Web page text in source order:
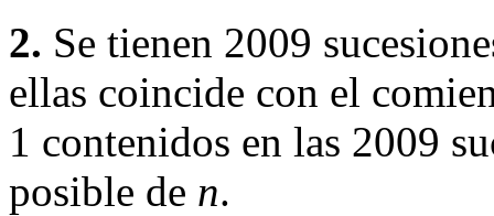
2. Se tienen 2009
ellas coincide con el
1 contenidos en las 2009
posible de n.